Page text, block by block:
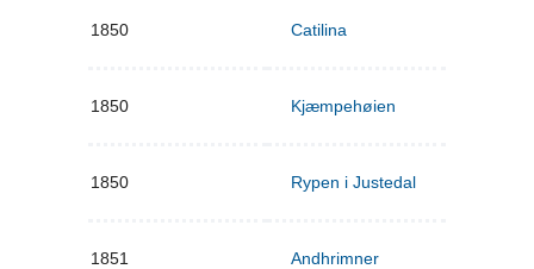
1850 Catilina
1850 Kjæmpehøien
1850 Rypen i Justedal
1851 Andhrimner